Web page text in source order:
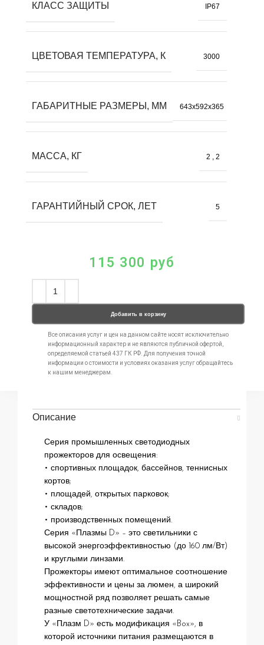
КЛАСС ЗАЩИТЫ IP67
ЦВЕТОВАЯ ТЕМПЕРАТУРА, К 3000
ГАБАРИТНЫЕ РАЗМЕРЫ, ММ 643x592x365
МАССА, КГ 2 , 2
ГАРАНТИЙНЫЙ СРОК, ЛЕТ 5
115 300 руб
Добавить в корзину
Все описания услуг и цен на данном сайте носят исключительно
информационный характер и не являются публичной офертой,
определяемой статьей 437 ГК РФ. Для получения точной
информации о стоимости и условиях оказания услуг обращайтесь
к нашим менеджерам.
Описание
Серия промышленных светодиодных
прожекторов для освещения:
• спортивных площадок, бассейнов, теннисных
кортов;
• площадей, открытых парковок;
• складов;
• производственных помещений.
Серия «Плазмы D» – это светильники с
высокой энергоэффективностью (до 160 лм/Вт)
и круглыми линзами.
Прожекторы имеют оптимальное соотношение
эффективности и цены за люмен, а широкий
мощностной ряд позволяет решать самые
разные светотехнические задачи.
У «Плазм D» есть модификация «Box», в
которой источники питания размещаются в